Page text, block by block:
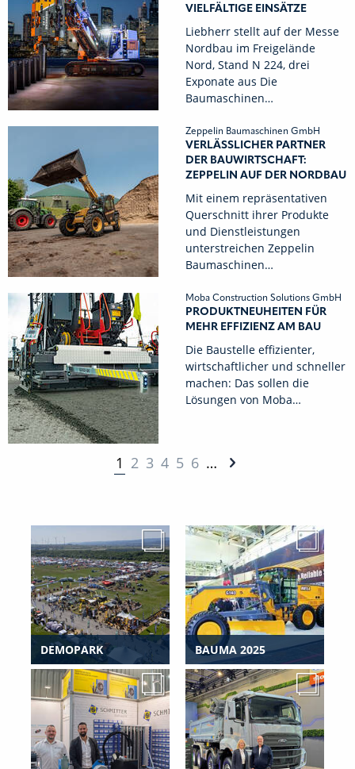
VIELFÄLTIGE EINSÄTZE
Liebherr stellt auf der Messe
Nordbau im Freigelände
Nord, Stand N 224, drei
Exponate aus Die
Baumaschinen…
Zeppelin Baumaschinen GmbH
VERLÄSSLICHER PARTNER
DER BAUWIRTSCHAFT:
ZEPPELIN AUF DER NORDBAU
Mit einem repräsentativen
Querschnitt ihrer Produkte
und Dienstleistungen
unterstreichen Zeppelin
Baumaschinen…
Moba Construction Solutions GmbH
PRODUKTNEUHEITEN FÜR
MEHR EFFIZIENZ AM BAU
Die Baustelle effizienter,
wirtschaftlicher und schneller
machen: Das sollen die
Lösungen von Moba…
1 2 3 4 5 6 …
DEMOPARK BAUMA 2025